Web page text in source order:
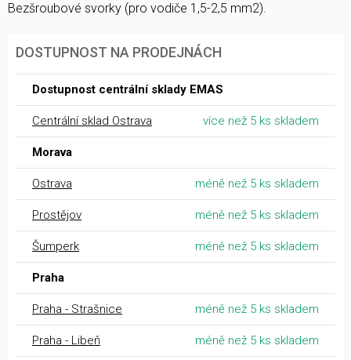
Bezšroubové svorky (pro vodiče 1,5-2,5 mm2).
DOSTUPNOST NA PRODEJNÁCH
Dostupnost centrální sklady EMAS
Centrální sklad Ostrava více než 5 ks skladem
Morava
Ostrava méně než 5 ks skladem
Prostějov méně než 5 ks skladem
Šumperk méně než 5 ks skladem
Praha
Praha - Strašnice méně než 5 ks skladem
Praha - Libeň méně než 5 ks skladem